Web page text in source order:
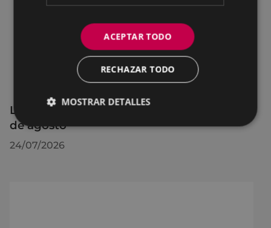
La OMIC permanecerá cerrada hasta el 24
de agosto
24/07/2026
ACEPTAR TODO
RECHAZAR TODO
MOSTRAR DETALLES